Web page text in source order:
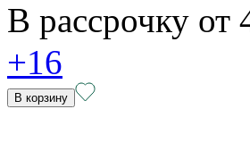
В рассрочку от
+16
В корзину